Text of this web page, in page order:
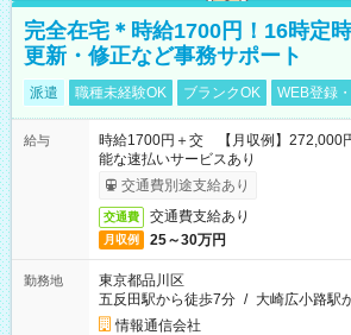
完全在宅＊時給1700円！16時定
更新・修正など事務サポート
派遣 職種未経験OK ブランクOK WEB登録
給与
時給1700円＋交 【月収例】272,000
能な速払いサービスあり
交通費別途支給あり
交通費 交通費支給あり
月収例 25～30万円
勤務地
東京都品川区
五反田駅から徒歩7分 / 大崎広小路駅
情報通信会社